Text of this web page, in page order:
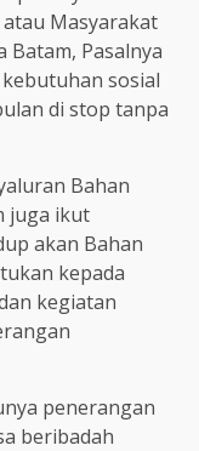
Masyarakat
Batam, Pasalnya
sosial
di stop tanpa
Bahan
juga ikut
akan Bahan
kepada
kegiatan
penerangan
beribadah